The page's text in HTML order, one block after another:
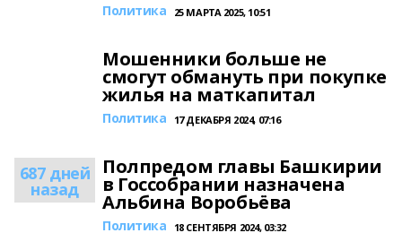
Политика 25 МАРТА 2025, 10:51
Мошенники больше не
смогут обмануть при покупке
жилья на маткапитал
Политика 17 ДЕКАБРЯ 2024, 07:16
687 дней
назад
Полпредом главы Башкирии
в Госсобрании назначена
Альбина Воробьёва
Политика 18 СЕНТЯБРЯ 2024, 03:32